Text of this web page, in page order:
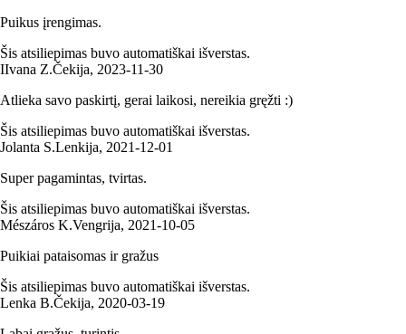
Puikus įrengimas.
Šis atsiliepimas buvo automatiškai išverstas.
IIvana Z.Čekija, 2023‑11‑30
Atlieka savo paskirtį, gerai laikosi, nereikia gręžti :)
Šis atsiliepimas buvo automatiškai išverstas.
Jolanta S.Lenkija, 2021‑12‑01
Super pagamintas, tvirtas.
Šis atsiliepimas buvo automatiškai išverstas.
Mészáros K.Vengrija, 2021‑10‑05
Puikiai pataisomas ir gražus
Šis atsiliepimas buvo automatiškai išverstas.
Lenka B.Čekija, 2020‑03‑19